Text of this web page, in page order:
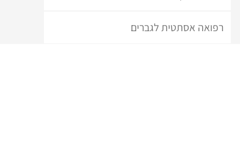
רפואה אסתטית לגברים